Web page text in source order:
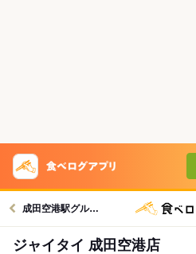
成田空港駅グルメへ
ジャイタイ 成田空港店